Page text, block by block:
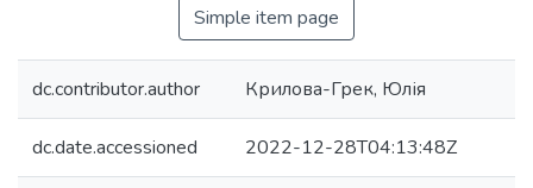
Simple item page
dc.contributor.author Крилова-Грек, Юлія
dc.date.accessioned 2022-12-28T04:13:48Z